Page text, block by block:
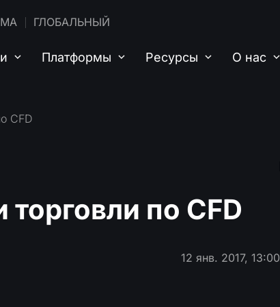
ГЛОБАЛЬНЫЙ
Платформы Ресурсы О нас
CFD
по CFD
12 янв. 2017, 13:00